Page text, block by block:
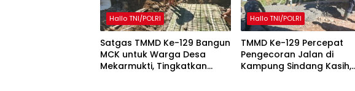
Hallo TNI/POLRI
Satgas TMMD Ke-129 Bangun
MCK untuk Warga Desa
Mekarmukti, Tingkatkan
Hallo TNI/POLRI
TMMD Ke-129 Percepat
Pengecoran Jalan di
Kampung Sindang Kasih,